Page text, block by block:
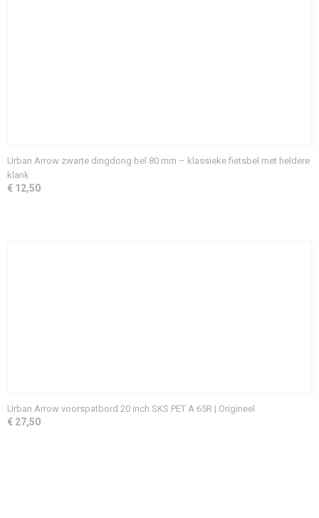
Urban Arrow zwarte dingdong bel 80 mm – klassieke fietsbel met heldere
klank
€ 12,50
Urban Arrow voorspatbord 20 inch SKS PET A 65R | Origineel
€ 27,50